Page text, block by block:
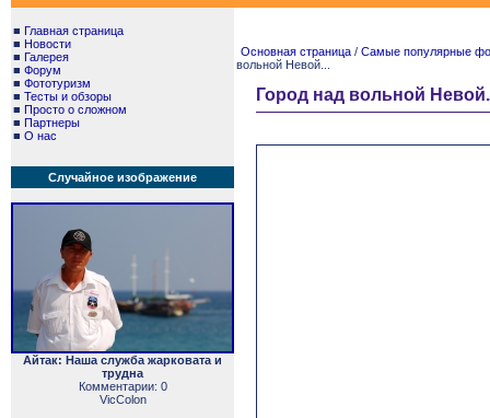
■ Главная страница
■ Новости
■ Галерея
■ Форум
■ Фототуризм
■ Тесты и обзоры
■ Просто о сложном
■ Партнеры
■ О нас
Случайное изображение
Айтак: Наша служба жарковата и
трудна
Комментарии: 0
VicColon
Основная страница / Самые популярные
вольной Невой...
Город над вольной